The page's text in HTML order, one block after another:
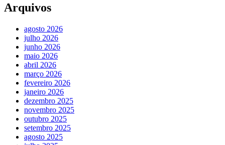
Arquivos
agosto 2026
julho 2026
junho 2026
maio 2026
abril 2026
março 2026
fevereiro 2026
janeiro 2026
dezembro 2025
novembro 2025
outubro 2025
setembro 2025
agosto 2025